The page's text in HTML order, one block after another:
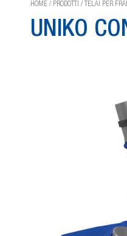
HOME / PRODOTTI / TELAI PER
UNIKO